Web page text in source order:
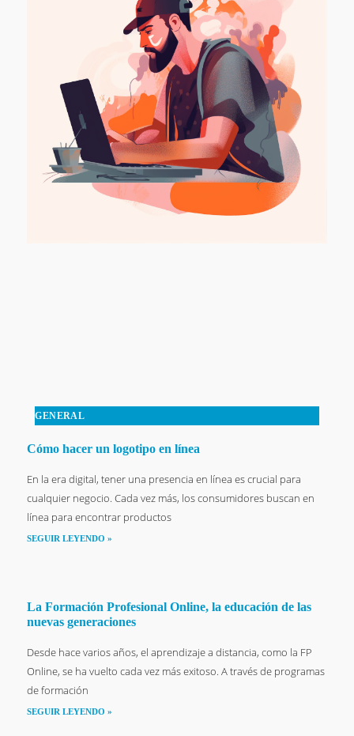
GENERAL
Cómo hacer un logotipo en línea
En la era digital, tener una presencia en línea es crucial para
cualquier negocio. Cada vez más, los consumidores buscan en
línea para encontrar productos
SEGUIR LEYENDO »
La Formación Profesional Online, la educación de las
nuevas generaciones
Desde hace varios años, el aprendizaje a distancia, como la FP
Online, se ha vuelto cada vez más exitoso. A través de programas
de formación
SEGUIR LEYENDO »